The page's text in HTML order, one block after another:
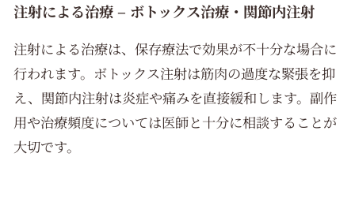
注射による治療 – ボトックス治療・関節内注射
注射による治療は、保存療法で効果が不十分な場合に
行われます。ボトックス注射は筋肉の過度な緊張を抑
え、関節内注射は炎症や痛みを直接緩和します。副作
用や治療頻度については医師と十分に相談することが
大切です。